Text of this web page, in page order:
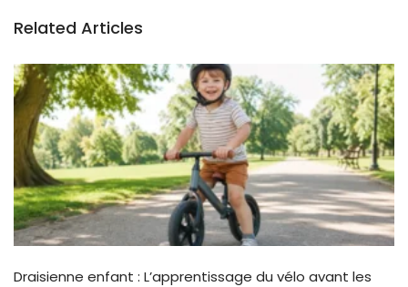
Related Articles
Draisienne enfant : L’apprentissage du vélo avant les